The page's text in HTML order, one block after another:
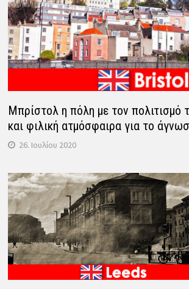
Μπρίστολ η πόλη με τον πολιτισμό
και φιλική ατμόσφαιρα για το
26. Ιουλίου 2020